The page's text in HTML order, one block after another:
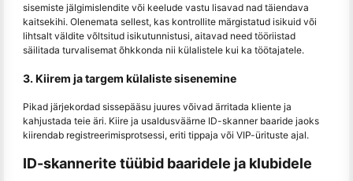
sisemiste jälgimislendite või keelude vastu lisavad nad täiendava
kaitsekihi. Olenemata sellest, kas kontrollite märgistatud isikuid või
lihtsalt väldite võltsitud isikutunnistusi, aitavad need tööriistad
säilitada turvalisemat õhkkonda nii külalistele kui ka töötajatele.
3. Kiirem ja targem külaliste sisenemine
Pikad järjekordad sissepääsu juures võivad ärritada kliente ja
kahjustada teie äri. Kiire ja usaldusväärne ID-skanner baaride jaoks
kiirendab registreerimisprotsessi, eriti tippaja või VIP-ürituste ajal.
ID-skannerite tüübid baaridele ja klubidele